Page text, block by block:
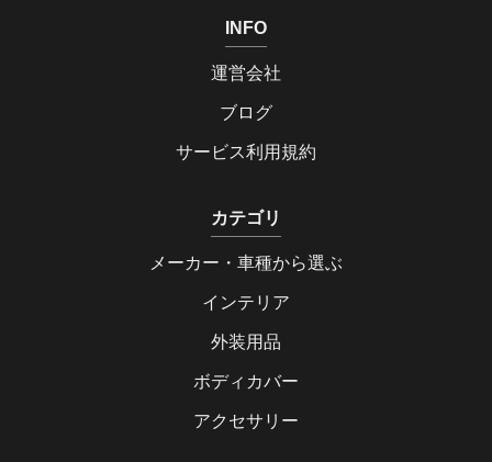
INFO
運営会社
ブログ
サービス利用規約
カテゴリ
メーカー・車種から選ぶ
インテリア
外装用品
ボディカバー
アクセサリー